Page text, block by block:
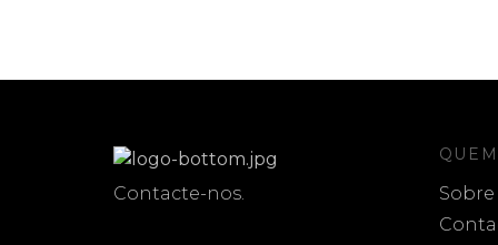
Contacte-nos.
Sobre